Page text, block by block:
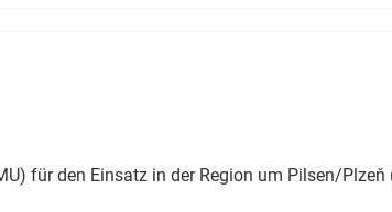
für den Einsatz in der Region um Pilsen/Plzeň